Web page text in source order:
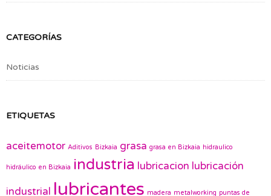
CATEGORÍAS
Noticias
ETIQUETAS
aceitemotor Aditivos Bizkaia grasa grasa en Bizkaia hidraulico
hidráulico en Bizkaia industria lubricacion lubricación
industrial lubricantes madera metalworking puntas de